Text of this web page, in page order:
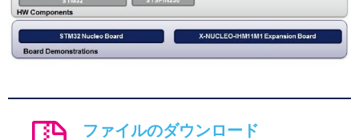
ファイルのダウンロード